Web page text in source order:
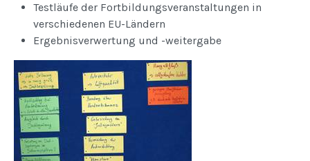
Testläufe der Fortbildungsveranstaltungen in
verschiedenen EU-Ländern
Ergebnisverwertung und -weitergabe